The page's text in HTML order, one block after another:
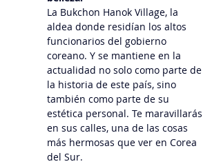
La Bukchon Hanok Village, la
aldea donde residían los altos
funcionarios del gobierno
coreano. Y se mantiene en la
actualidad no solo como parte de
la historia de este país, sino
también como parte de su
estética personal. Te maravillarás
en sus calles, una de las cosas
más hermosas que ver en Corea
del Sur.